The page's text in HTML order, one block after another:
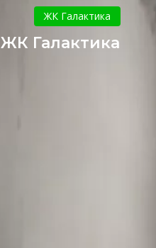
Галактика
ЖК Галактика
ЖК Галактика